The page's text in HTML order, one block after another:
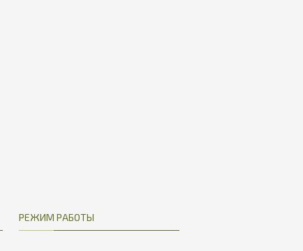
РЕЖИМ РАБОТЫ